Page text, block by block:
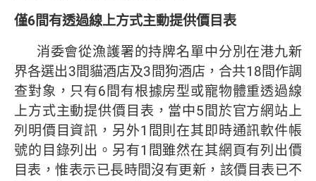
僅6間有透過線上方式主動提供價目表
消委會從漁護署的持牌名單中分別在港九新
界各選出3間貓酒店及3間狗酒店，合共18間作調
查對象，只有6間有根據房型或寵物體重透過線
上方式主動提供價目表，當中5間於官方網站上
列明價目資訊，另外1間則在其即時通訊軟件帳
號的目錄列出。另有1間雖然在其網頁有列出價
目表，惟表示已長時間沒有更新，該價目表已不